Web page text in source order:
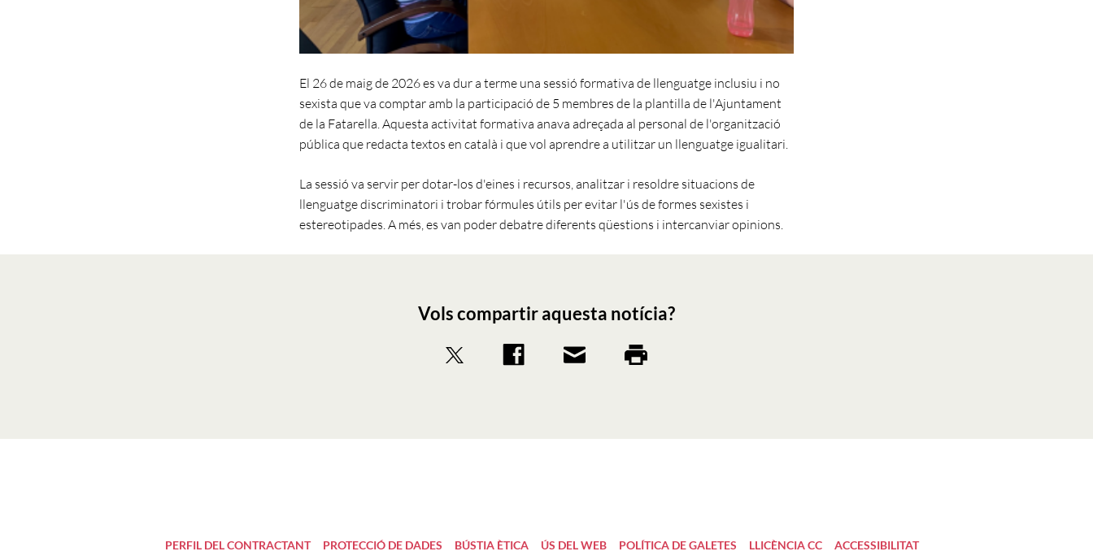
El 26 de maig de 2026 es va dur a terme una sessió formativa de llenguatge inclusiu i no
sexista que va comptar amb la participació de 5 membres de la plantilla de l'Ajuntament
de la Fatarella. Aquesta activitat formativa anava adreçada al personal de l'organització
pública que redacta textos en català i que vol aprendre a utilitzar un llenguatge igualitari.
La sessió va servir per dotar-los d'eines i recursos, analitzar i resoldre situacions de
llenguatge discriminatori i trobar fórmules útils per evitar l'ús de formes sexistes i
estereotipades. A més, es van poder debatre diferents qüestions i intercanviar opinions.
Vols compartir aquesta notícia?
PERFIL DEL CONTRACTANT PROTECCIÓ DE DADES BÚSTIA ÈTICA ÚS DEL WEB POLÍTICA DE GALETES LLICÈNCIA CC ACCESSIBILITAT